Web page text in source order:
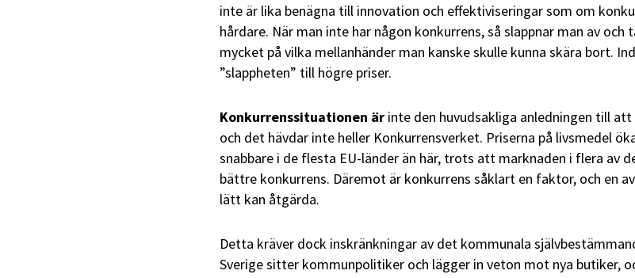
inte är lika benägna till innovation och effektiviseringar som om
hårdare. När man inte har någon konkurrens, så slappnar man av och
mycket på vilka mellanhänder man kanske skulle kunna skära bort.
”slappheten” till högre priser.
Konkurrenssituationen är inte den huvudsakliga anledningen till att
och det hävdar inte heller Konkurrensverket. Priserna på livsmedel
snabbare i de flesta EU-länder än här, trots att marknaden i flera av
bättre konkurrens. Däremot är konkurrens såklart en faktor, och en
lätt kan åtgärda.
Detta kräver dock inskränkningar av det kommunala
Sverige sitter kommunpolitiker och lägger in veton mot nya butiker,